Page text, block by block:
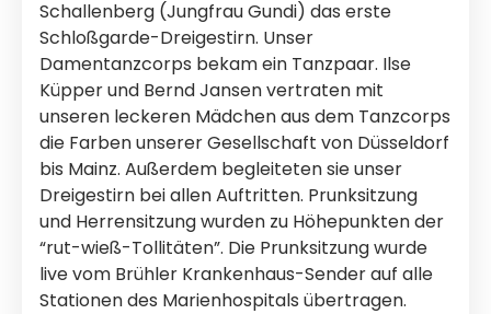
Schallenberg (Jungfrau Gundi) das erste
Schloßgarde-Dreigestirn. Unser
Damentanzcorps bekam ein Tanzpaar. Ilse
Küpper und Bernd Jansen vertraten mit
unseren leckeren Mädchen aus dem Tanzcorps
die Farben unserer Gesellschaft von Düsseldorf
bis Mainz. Außerdem begleiteten sie unser
Dreigestirn bei allen Auftritten. Prunksitzung
und Herrensitzung wurden zu Höhepunkten der
“rut-wieß-Tollitäten”. Die Prunksitzung wurde
live vom Brühler Krankenhaus-Sender auf alle
Stationen des Marienhospitals übertragen.